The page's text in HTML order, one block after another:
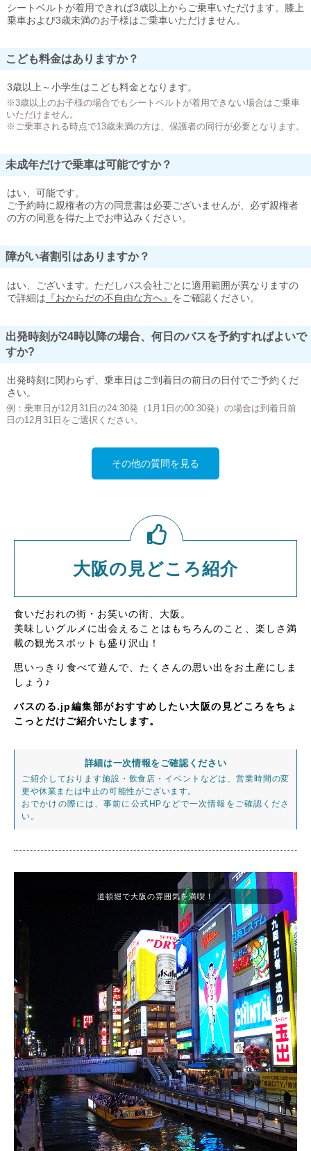
シートベルトが着用できれば3歳以上からご乗車いただけます。膝上
乗車および3歳未満のお子様はご乗車いただけません。
こども料金はありますか？
3歳以上～小学生はこども料金となります。
※3歳以上のお子様の場合でもシートベルトが着用できない場合はご乗車
いただけません。
※ご乗車される時点で13歳未満の方は、保護者の同行が必要となります。
未成年だけで乗車は可能ですか？
はい、可能です。
ご予約時に親権者の方の同意書は必要ございませんが、必ず親権者
の方の同意を得た上でお申込みください。
障がい者割引はありますか？
はい、ございます。ただしバス会社ごとに適用範囲が異なりますの
で詳細は 『おからだの不自由な方へ』 をご確認ください。
出発時刻が24時以降の場合、何日のバスを予約すればよいで
すか?
出発時刻に関わらず、乗車日はご到着日の前日の日付でご予約くだ
さい。
例：乗車日が12月31日の24:30発（1月1日の00:30発）の場合は到着日前
日の12月31日をご選択ください。
その他の質問を見る
大阪の見どころ紹介
食いだおれの街・お笑いの街、大阪。
美味しいグルメに出会えることはもちろんのこと、楽しさ満
載の観光スポットも盛り沢山！
思いっきり食べて遊んで、たくさんの思い出をお土産にしま
しょう♪
バスのる.jp編集部がおすすめしたい大阪の見どころをちょ
こっとだけご紹介いたします。
詳細は一次情報をご確認ください
ご紹介しております施設・飲食店・イベントなどは、営業時間の変
更や休業または中止の可能性がございます。
おでかけの際には、事前に公式HPなどで一次情報をご確認くださ
い。
道頓堀で大阪の雰囲気を満喫！